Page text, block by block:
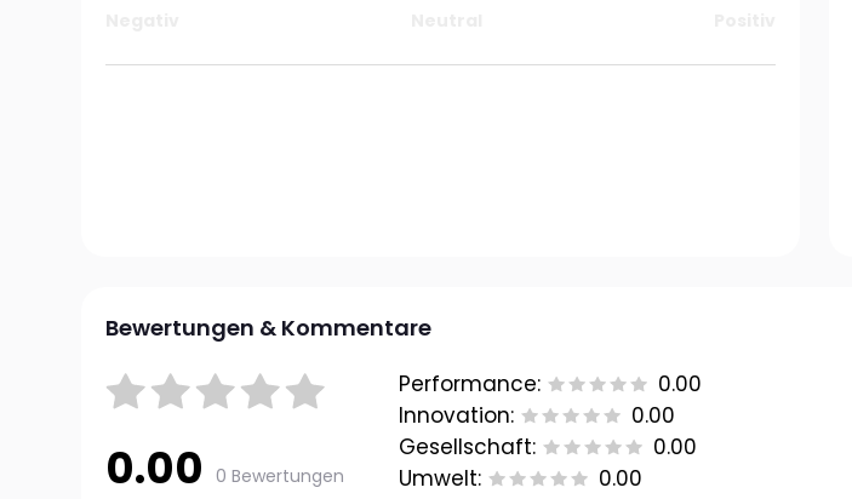
Bewertungen & Kommentare
0.00 0 Bewertungen
Performance:
0.00
Innovation:
0.00
Gesellschaft:
0.00
Umwelt:
0.00